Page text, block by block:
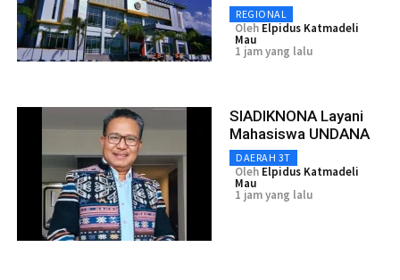
REGIONAL
Oleh Elpidus Katmadeli
Mau
1 jam yang lalu
SIADIKNONA Layani
Mahasiswa UNDANA
DAERAH 3T
Oleh Elpidus Katmadeli
Mau
1 jam yang lalu